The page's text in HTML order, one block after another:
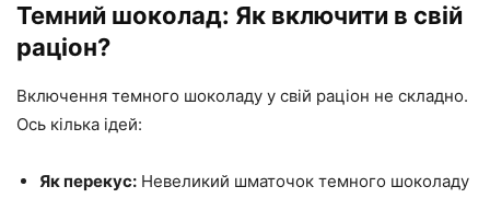
Темний шоколад: Як включити в свій
раціон?
Включення темного шоколаду у свій раціон не складно.
Ось кілька ідей:
Як перекус: Невеликий шматочок темного шоколаду